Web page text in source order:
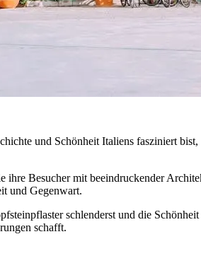
und Schönheit Italiens fasziniert
ihre Besucher mit beeindruckender
und Gegenwart.
schlenderst und die
schafft.